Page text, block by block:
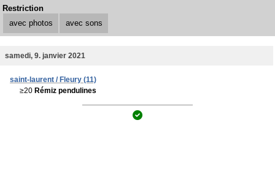
Restriction
avec photos
avec sons
samedi, 9. janvier 2021
saint-laurent / Fleury (11)
≥20 Rémiz pendulines